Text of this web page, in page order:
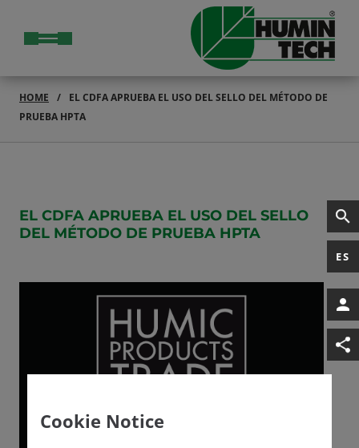
ES
HOME
EL CDFA APRUEBA EL USO DEL SELLO DEL MÉTODO DE
PRUEBA HPTA
EL CDFA APRUEBA EL USO DEL SELLO
DEL MÉTODO DE PRUEBA HPTA
Cookie Notice